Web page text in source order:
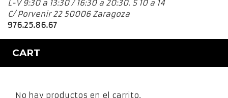
L-V 9:30 a 13:30 / 16:30 a 20:30. S 10 a 14
C/ Porvenir 22 50006 Zaragoza
976.25.86.67
CART
No hay productos en el carrito.